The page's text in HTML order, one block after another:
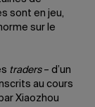
sont en jeu,
sur le
traders– d’un
au cours
Xiaozhou